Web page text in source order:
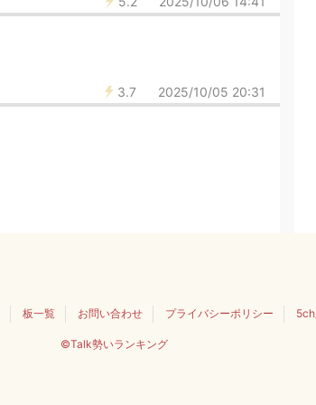
3.7 2025/10/05 20:31
板一覧 お問い合わせ プライバシーポリシー
©Talk勢いランキング